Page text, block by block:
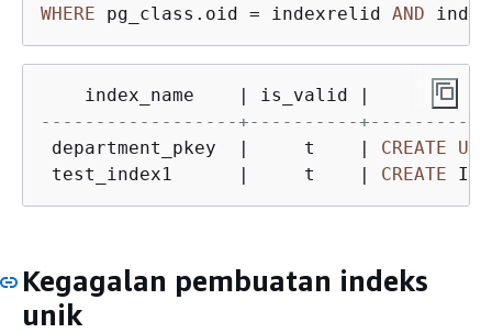
WHERE pg_class.oid = indexrelid AND
    index_name
| is_valid
|
------------------+----------
department_pkey
|
     t
| CREATE
test_index1
|
     t
| CREATE
Kegagalan pembuatan indeks
unik